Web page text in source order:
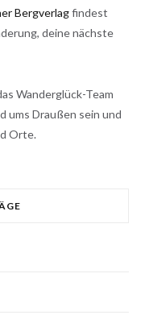
Bergverlagfindest
deine nächste
Wanderglück-Team
ums Draußen sein und
Orte.